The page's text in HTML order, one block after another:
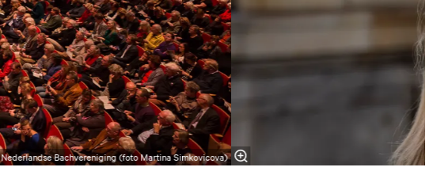
Nederlandse Bachvereniging (foto Martina Simkovicova)